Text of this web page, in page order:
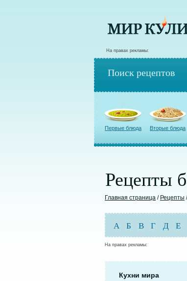
На правах рекламы:
Поиск рецептов
Первые блюда Вторые блюда
Рецепты
Главная страница / Рецепты
А Б В Г Д Е
На правах рекламы:
Кухни мира